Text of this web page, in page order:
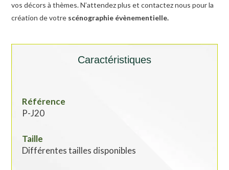
vos décors à thèmes. N’attendez plus et contactez nous pour la
création de votre scénographie évènementielle.
Caractéristiques
Référence
P-J20
Taille
Différentes tailles disponibles